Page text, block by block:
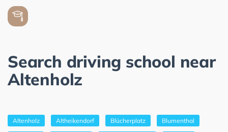
Search driving school near
Altenholz
Altenholz Altheikendorf Blücherplatz Blumenthal